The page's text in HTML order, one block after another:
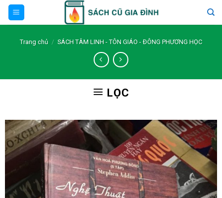
Skip
Trang chủ / SÁCH TÂM LINH - TÔN GIÁO - ĐÔNG PHƯƠNG HỌC
LỌC